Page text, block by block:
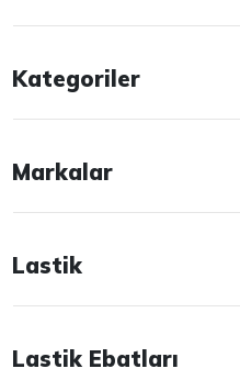
Kategoriler
Markalar
Lastik
Lastik Ebatları